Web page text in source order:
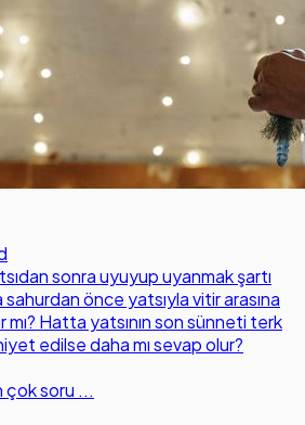
sonra uyuyup uyanmak şartı
sahurdan önce yatsıyla vitir arasına
mı? Hatta yatsının son sünneti terk
edilse daha mı sevap olur?
çok soru ...